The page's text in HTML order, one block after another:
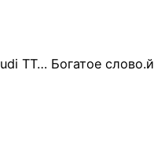
TT… Богатое слово.й